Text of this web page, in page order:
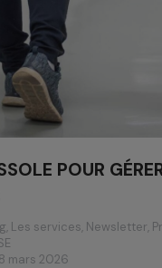
POUR
, Les services, Newsletter,
mars 2026